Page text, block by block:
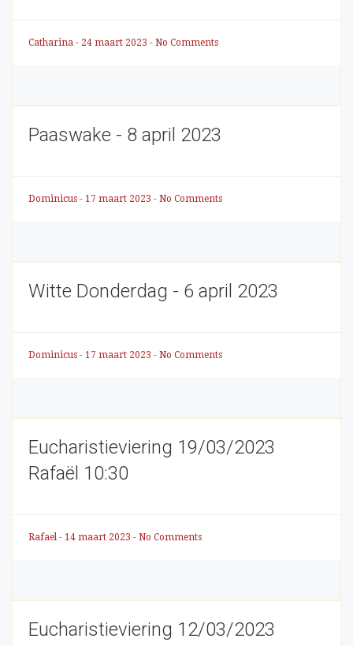
Catharina - 24 maart 2023 - No Comments
Paaswake - 8 april 2023
Dominicus - 17 maart 2023 - No Comments
Witte Donderdag - 6 april 2023
Dominicus - 17 maart 2023 - No Comments
Eucharistieviering 19/03/2023
Rafaël 10:30
Rafael - 14 maart 2023 - No Comments
Eucharistieviering 12/03/2023